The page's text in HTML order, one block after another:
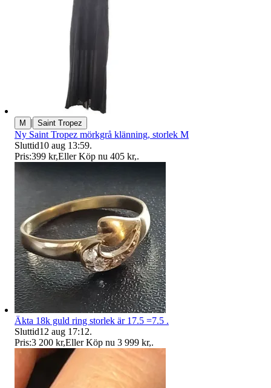
M | Saint Tropez
Ny Saint Tropez mörkgrå klänning, storlek M
Sluttid10 aug 13:59.
Pris:399 kr,Eller Köp nu 405 kr,.
Äkta 18k guld ring storlek är 17.5 =7.5 .
Sluttid12 aug 17:12.
Pris:3 200 kr,Eller Köp nu 3 999 kr,.